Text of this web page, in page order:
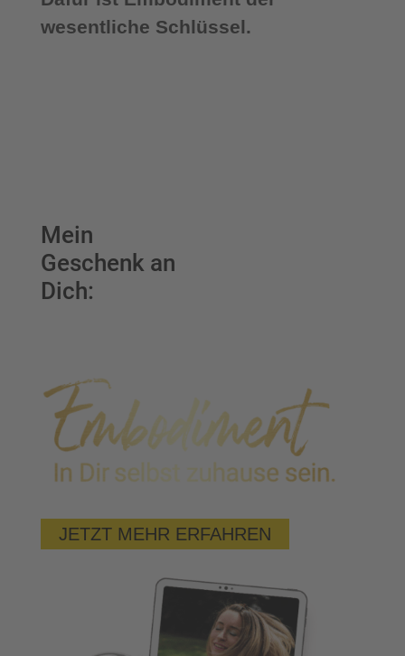
wesentliche Schlüssel.
Mein
Geschenk an
Dich:
JETZT MEHR ERFAHREN